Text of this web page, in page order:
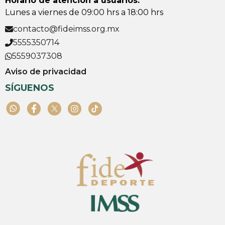
Lunes a viernes de 09:00 hrs a 18:00 hrs
contacto@fideimss.org.mx
5555350714
5559037308
Aviso de privacidad
SÍGUENOS